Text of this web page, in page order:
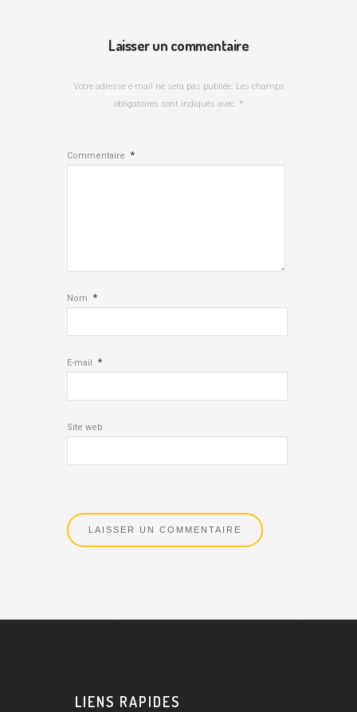
Laisser un commentaire
Votre adresse e-mail ne sera pas publiée. Les champs
obligatoires sont indiqués avec *
Commentaire *
Nom *
E-mail *
Site web
LIENS RAPIDES